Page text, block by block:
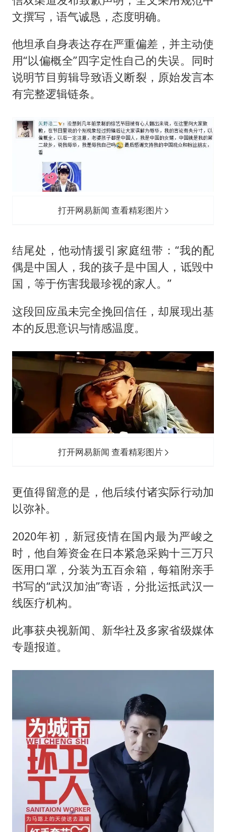
文撰写，语气诚恳，态度明确。
他坦承自身表达存在严重偏差，并主动使
用“以偏概全”四字定性自己的失误。同时
说明节目剪辑导致语义断裂，原始发言本
有完整逻辑链条。
打开网易新闻 查看精彩图片
结尾处，他动情援引家庭纽带：“我的配
偶是中国人，我的孩子是中国人，诋毁中
国，等于伤害我最珍视的家人。”
这段回应虽未完全挽回信任，却展现出基
本的反思意识与情感温度。
打开网易新闻 查看精彩图片
更值得留意的是，他后续付诸实际行动加
以弥补。
2020年初，新冠疫情在国内最为严峻之
时，他自筹资金在日本紧急采购十三万只
医用口罩，分装为五百余箱，每箱附亲手
书写的“武汉加油”寄语，分批运抵武汉一
线医疗机构。
此事获央视新闻、新华社及多家省级媒体
专题报道。